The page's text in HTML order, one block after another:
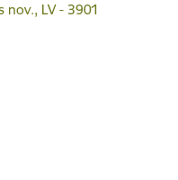
nov., LV - 3901